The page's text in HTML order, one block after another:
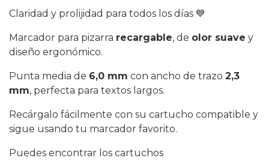
Claridad y prolijidad para todos los días 💙
Marcador para pizarra recargable, de olor suave y
diseño ergonómico.
Punta media de 6,0 mm con ancho de trazo 2,3
mm, perfecta para textos largos.
Recárgalo fácilmente con su cartucho compatible y
sigue usando tu marcador favorito.
Puedes encontrar los cartuchos